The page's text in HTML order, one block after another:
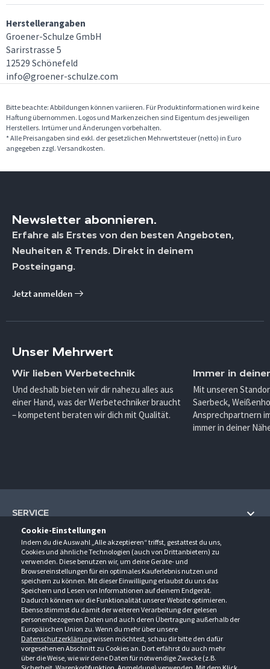
Cookie-Einstellungen
Indem du die Auswahl „Alle akzeptieren“ triffst, gestattest du uns,
Cookies und ähnliche Technologien (auch von Drittanbietern) zu
verwenden. Diese benutzen wir, um deine Geräte- und
Browsereinstellungen für ein optimales Kauferlebnis nutzen und
speichern zu können. Mit dieser Einwilligung erlaubst du uns das
Speichern und Lesen von Informationen auf deinem Endgerät.
Dadurch können wir die Funktionalität unserer Website optimieren.
Ebenso stimmst du damit der weiteren Verarbeitung der gelesen
personenbezogenen Daten und auch deren Übertragung außerhalb der
Europäischen Union zu. Wenn du mehr über unsere
Datenschutzerklärungwissen möchtest, schau dir bitte den dafür
vorgesehenen Abschnitt zu Cookies an. Dort erfährst du auch mehr
über die Weise, wie wir deine Daten für notwendige Zwecke (z.B.
Herstellerangaben
Groener-Schulze GmbH
Sarirstrasse 5
12529 Schönefeld
info@groener-schulze.com
Bitte beachte: Abbildungen können variieren. Für Produktinformationen wird keine
Haftung übernommen. Logos und Markenzeichen sind Eigentum des jeweiligen
Herstellers. Irrtümer und Änderungen vorbehalten.
* Alle Preisangaben sind exkl. der gesetzlichen Mehrwertsteuer (netto) in Euro
angegeben zzgl. Versandkosten.
Newsletter abonnieren.
Erfahre als Erstes von den besten Angeboten,
Neuheiten & Trends. Direkt in deinem
Posteingang.
Jetzt anmelden
Unser Mehrwert
Wir lieben Werbetechnik
Und deshalb bieten wir dir nahezu alles aus
einer Hand, was der Werbetechniker braucht
– kompetent beraten wir dich mit Qualität.
Immer in
Mit unseren
Saerbeck,
Ansprechpartnern
immer in deiner
SERVICE
Hilfe und Information
Fragen und Antworten (FAQ)
Kontakt
Newsletter
Events
Downloads
Kataloge
UNTERNEHMEN
Über uns
Anfahrt
Ansprechpartner
Außendienstbesuch
Jobs & Ausbildung
Retouren/Reklamationen
KONTAKT
Gröner-Schulze GmbH
Sarirstraße 5
12529 Schönefeld
Berlin-Schönefeld: +49 30 68 29 54-0
Saerbeck: +49 2574 88750-0
ÖFFNUNGSZEITEN
Montag - Donnerstag
9:00 - 17:00
Freitag
9:00 - 15:00
FOLGE UNS